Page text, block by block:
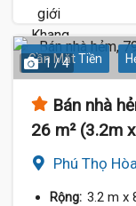
Gần Mặt Tiền
1 / 4
Bán nhà
26 m² (3.2m
Phú Thọ
Rộng: 3.2 m x